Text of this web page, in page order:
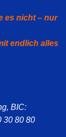
es nicht – nur
endlich alles
BIC:
30 80 80